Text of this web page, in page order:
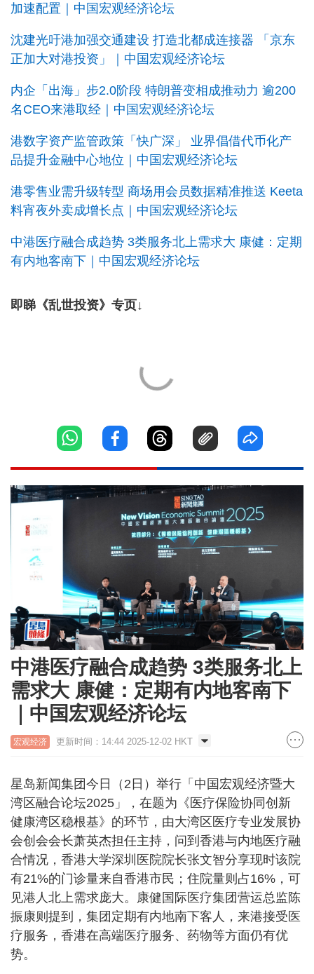
加速配置｜中国宏观经济论坛
沈建光吁港加强交通建设 打造北都成连接器 「京东
正加大对港投资」｜中国宏观经济论坛
内企「出海」步2.0阶段 特朗普变相成推动力 逾200
名CEO来港取经｜中国宏观经济论坛
港数字资产监管政策「快广深」 业界倡借代币化产
品提升金融中心地位｜中国宏观经济论坛
港零售业需升级转型 商场用会员数据精准推送 Keeta
料宵夜外卖成增长点｜中国宏观经济论坛
中港医疗融合成趋势 3类服务北上需求大 康健：定期
有内地客南下｜中国宏观经济论坛
即睇《乱世投资》专页↓
中港医疗融合成趋势 3类服务北上
需求大 康健：定期有内地客南下
｜中国宏观经济论坛
宏观经济 更新时间：14:44 2025-12-02 HKT
星岛新闻集团今日（2日）举行「中国宏观经济暨大
湾区融合论坛2025」，在题为《医疗保险协同创新
健康湾区稳根基》的环节，由大湾区医疗专业发展协
会创会会长萧英杰担任主持，问到香港与内地医疗融
合情况，香港大学深圳医院院长张文智分享现时该院
有21%的门诊量来自香港市民；住院量则占16%，可
见港人北上需求庞大。康健国际医疗集团营运总监陈
振康则提到，集团定期有内地南下客人，来港接受医
疗服务，香港在高端医疗服务、药物等方面仍有优
势。